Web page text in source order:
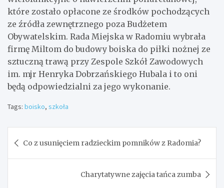
które zostało opłacone ze środków pochodzących
ze źródła zewnętrznego poza Budżetem
Obywatelskim. Rada Miejska w Radomiu wybrała
firmę Miltom do budowy boiska do piłki nożnej ze
sztuczną trawą przy Zespole Szkół Zawodowych
im. mjr Henryka Dobrzańskiego Hubala i to oni
będą odpowiedzialni za jego wykonanie.
Tags: boisko, szkoła
wpisu
Co z usunięciem radzieckim pomników z Radomia?
Charytatywne zajęcia tańca zumba